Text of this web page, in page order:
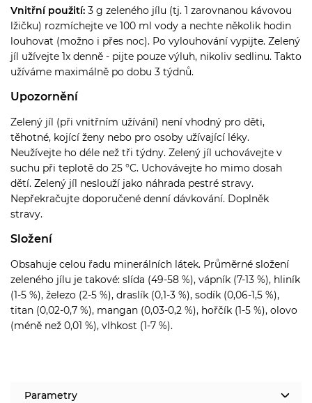
Vnitřní použití: 3 g zeleného jílu (tj. 1 zarovnanou kávovou
lžičku) rozmíchejte ve 100 ml vody a nechte několik hodin
louhovat (možno i přes noc). Po vylouhování vypijte. Zelený
jíl užívejte 1x denně - pijte pouze výluh, nikoliv sedlinu. Takto
užíváme maximálně po dobu 3 týdnů.
Upozornění
Zelený jíl (při vnitřním užívání) není vhodný pro děti,
těhotné, kojící ženy nebo pro osoby užívající léky.
Neužívejte ho déle než tři týdny. Zelený jíl uchovávejte v
suchu při teplotě do 25 °C. Uchovávejte ho mimo dosah
dětí. Zelený jíl neslouží jako náhrada pestré stravy.
Nepřekračujte doporučené denní dávkování. Doplněk
stravy.
Složení
Obsahuje celou řadu minerálních látek. Průměrné složení
zeleného jílu je takové: slída (49-58 %), vápník (7-13 %), hliník
(1-5 %), železo (2-5 %), draslík (0,1-3 %), sodík (0,06-1,5 %),
titan (0,02-0,7 %), mangan (0,03-0,2 %), hořčík (1-5 %), olovo
(méně než 0,01 %), vlhkost (1-7 %).
Parametry